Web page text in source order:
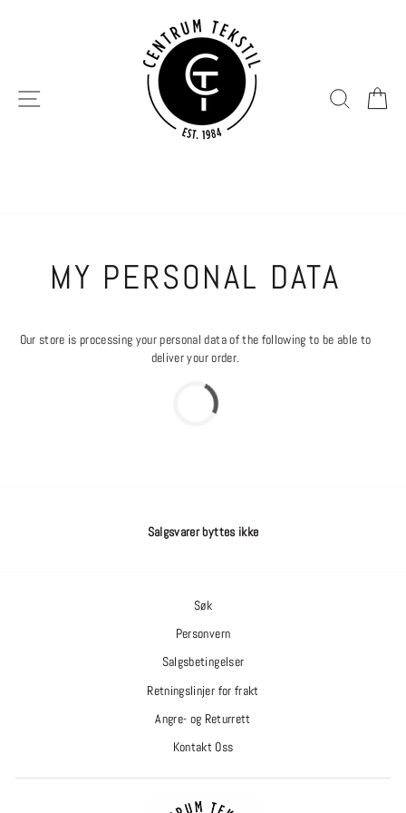
SIDENAVIGERING SØK
MY PERSONAL DATA
Our store is processing your personal data of the following to be able to
deliver your order.
Salgsvarer byttes ikke
Søk
Personvern
Salgsbetingelser
Retningslinjer for frakt
Angre- og Returrett
Kontakt Oss